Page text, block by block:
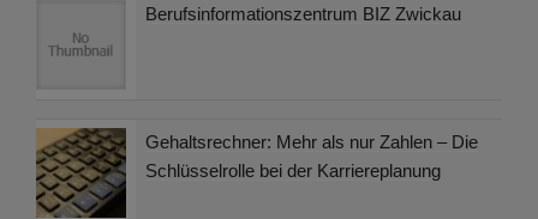
Berufsinformationszentrum BIZ Zwickau
Gehaltsrechner: Mehr als nur Zahlen – Die
Schlüsselrolle bei der Karriereplanung